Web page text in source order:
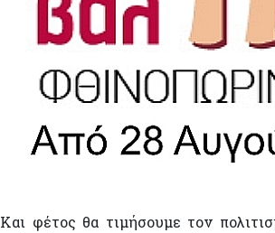
Και φέτος θα τιμήσουμε τον